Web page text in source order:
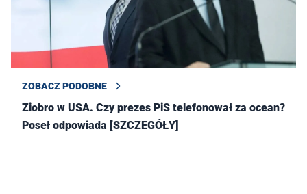
ZOBACZ PODOBNE
Ziobro w USA. Czy prezes PiS telefonował za ocean?
Poseł odpowiada [SZCZEGÓŁY]